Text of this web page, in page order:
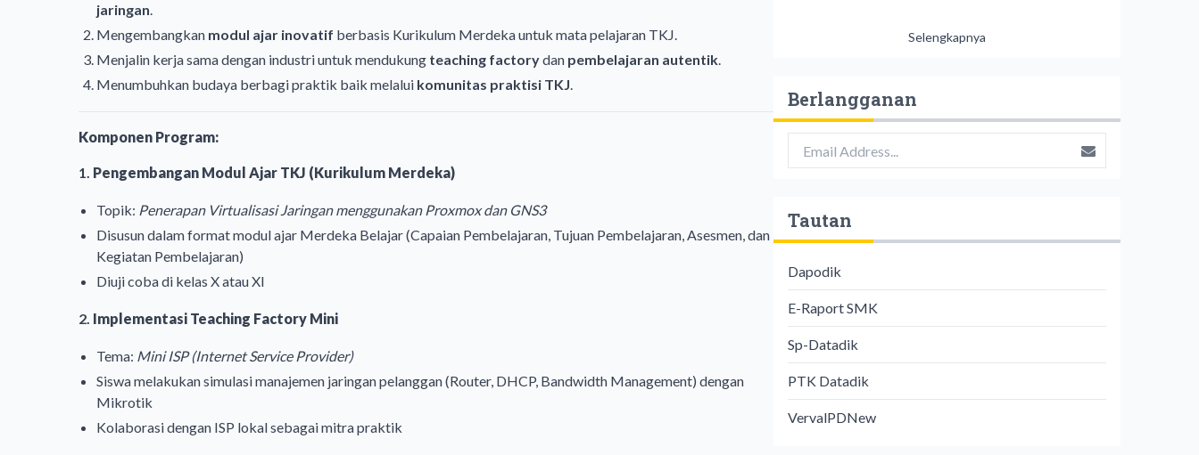
jaringan.
Mengembangkan modul ajar inovatif berbasis Kurikulum Merdeka untuk mata pelajaran TKJ.
Menjalin kerja sama dengan industri untuk mendukung teaching factorydan pembelajaran autentik.
Menumbuhkan budaya berbagi praktik baik melalui komunitas praktisi TKJ.
Komponen Program:
1. Pengembangan Modul Ajar TKJ (Kurikulum Merdeka)
Topik: Penerapan Virtualisasi Jaringan menggunakan Proxmox dan GNS3
Disusun dalam format modul ajar Merdeka Belajar (Capaian Pembelajaran, Tujuan Pembelajaran, Asesmen, dan
Kegiatan Pembelajaran)
Diuji coba di kelas X atau XI
2. Implementasi Teaching Factory Mini
Tema: Mini ISP (Internet Service Provider)
Siswa melakukan simulasi manajemen jaringan pelanggan (Router, DHCP, Bandwidth Management) dengan
Mikrotik
Kolaborasi dengan ISP lokal sebagai mitra praktik
Selengkapnya
Berlangganan
Tautan
Dapodik
E-Raport SMK
Sp-Datadik
PTK Datadik
VervalPDNew